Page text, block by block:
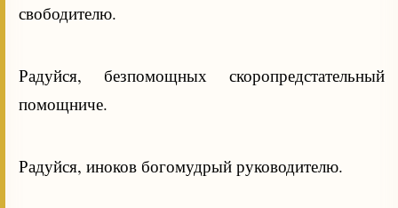
свободителю.
Радуйся, безпомощных скоропредстательный
помощниче.
Радуйся, иноков богомудрый руководителю.